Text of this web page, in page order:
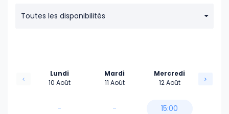
Toutes les disponibilités
Lundi
10 Août
-
Mardi
11 Août
-
Mercredi
12 Août
15:00